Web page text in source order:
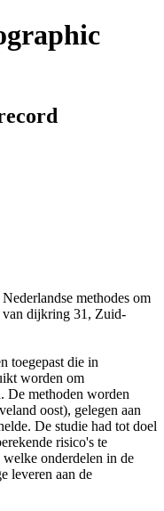
methodes om
van dijkring 31, Zuid-
toegepast die in
worden om
De methoden worden
oost), gelegen aan
De studie had tot doel
risico's te
onderdelen in de
leveren aan de